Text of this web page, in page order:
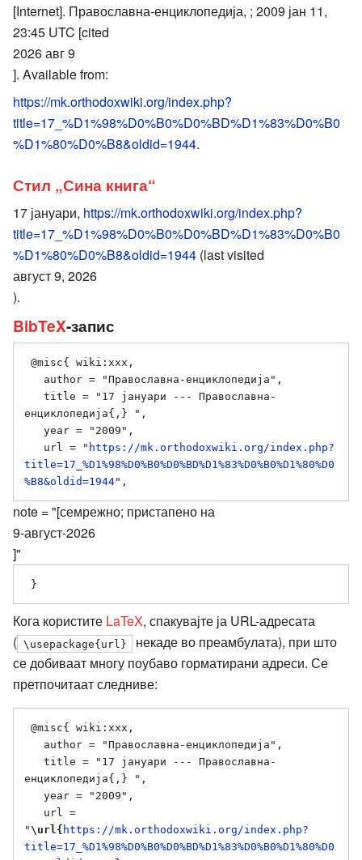
[Internet]. Православна-енциклопедија, ; 2009 јан 11,
23:45 UTC [cited
2026 авг 9
]. Available from:
https://mk.orthodoxwiki.org/index.php?
title=17_%D1%98%D0%B0%D0%BD%D1%83%D0%B0
%D1%80%D0%B8&oldid=1944.
Стил „Сина книга“
17 јануари, https://mk.orthodoxwiki.org/index.php?
title=17_%D1%98%D0%B0%D0%BD%D1%83%D0%B0
%D1%80%D0%B8&oldid=1944 (last visited
август 9, 2026
).
BibTeX-запис
енциклопедија{,} ",
   url = "
https://mk.orthodoxwiki.org/index.php?
title=17_%D1%98%D0%B0%D0%BD%D1%83%D0%B0%D1%80%D0
%B8&oldid=1944
note = "[семрежно; пристапено на
9-август-2026
]"
Кога користите LaTeX, спакувајте ја URL-адресата
( \usepackage{url}
некаде во преамбулата), при што
се добиваат многу поубаво горматирани адреси. Се
претпочитаат следниве:
енциклопедија{,} ",
" \url{ https://mk.orthodoxwiki.org/index.php?
title=17_%D1%98%D0%B0%D0%BD%D1%83%D0%B0%D1%80%D0